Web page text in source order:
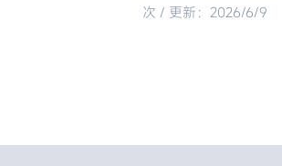
次 / 更新：2026/6/9